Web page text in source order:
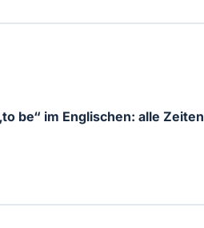
be“ im Englischen: alle Zeiten